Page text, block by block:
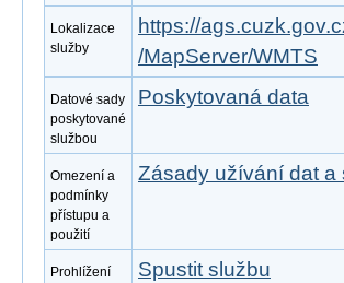
Lokalizace
služby
https://
/MapServer/WMTS
Datové sady
poskytované
službou
Poskytovaná data
Omezení a
podmínky
přístupu a
použití
Zásady užívání dat a
Prohlížení
Spustit službu